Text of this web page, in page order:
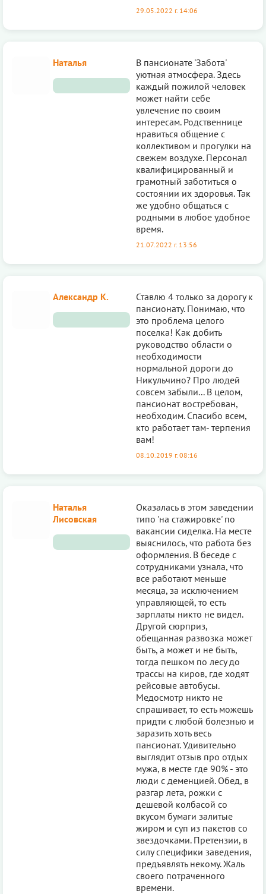
29.05.2022 г. 14:06
Наталья
В пансионате 'Забота'
уютная атмосфера. Здесь
каждый пожилой человек
может найти себе
увлечение по своим
интересам. Родственнице
нравиться общение с
коллективом и прогулки на
свежем воздухе. Персонал
квалифицированный и
грамотный заботиться о
состоянии их здоровья. Так
же удобно общаться с
родными в любое удобное
время.
21.07.2022 г. 13:56
Александр К.
Ставлю 4 только за дорогу к
пансионату. Понимаю, что
это проблема целого
поселка! Как добить
руководство области о
необходимости
нормальной дороги до
Никульчино? Про людей
совсем забыли... В целом,
пансионат востребован,
необходим. Спасибо всем,
кто работает там- терпения
вам!
08.10.2019 г. 08:16
Наталья
Лисовская
Оказалась в этом заведении
типо 'на стажировке' по
вакансии сиделка. На месте
выяснилось, что работа без
оформления. В беседе с
сотрудниками узнала, что
все работают меньше
месяца, за исключением
управляющей, то есть
зарплаты никто не видел.
Другой сюрприз,
обещанная развозка может
быть, а может и не быть,
тогда пешком по лесу до
трассы на киров, где ходят
рейсовые автобусы.
Медосмотр никто не
спрашивает, то есть можешь
придти с любой болезнью и
заразить хоть весь
пансионат. Удивительно
выглядит отзыв про отдых
мужа, в месте где 90% - это
люди с деменцией. Обед, в
разгар лета, рожки с
дешевой колбасой со
вкусом бумаги залитые
жиром и суп из пакетов со
звездочками. Претензии, в
силу специфики заведения,
предъявлять некому. Жаль
своего потраченного
времени.